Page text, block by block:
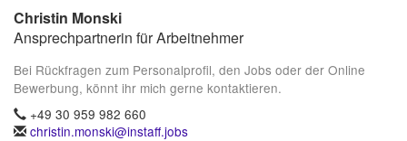
Christin Monski
Ansprechpartnerin für Arbeitnehmer
Bei Rückfragen zum Personalprofil, den Jobs oder der Online
Bewerbung, könnt ihr mich gerne kontaktieren.
+49 30 959 982 660
christin.monski@instaff.jobs